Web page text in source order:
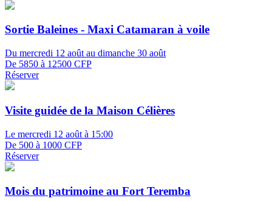
Sortie Baleines - Maxi Catamaran à voile
Du mercredi 12 août au dimanche 30 août
De 5850 à 12500 CFP
Réserver
Visite guidée de la Maison Célières
Le mercredi 12 août à 15:00
De 500 à 1000 CFP
Réserver
Mois du patrimoine au Fort Teremba